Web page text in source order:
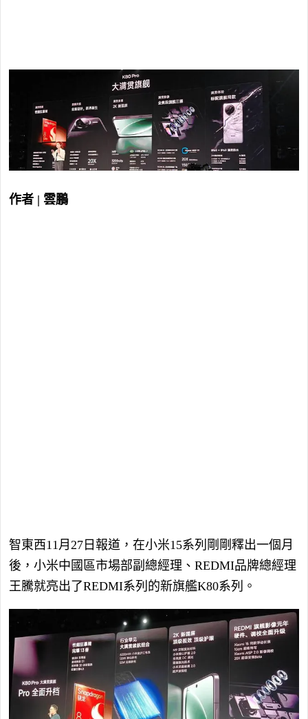
作者 | 雲鵬
智東西11月27日報道，在小米15系列剛剛釋出一個月
後，小米中國區市場部副總經理、REDMI品牌總經理
王騰就亮出了REDMI系列的新旗艦K80系列。